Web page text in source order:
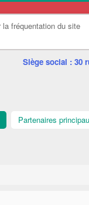
fréquentation du site
Siège social : 30
Partenaires